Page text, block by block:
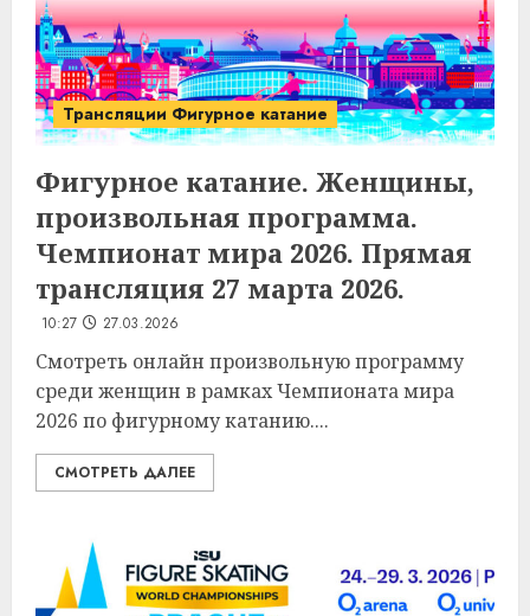
Трансляции Фигурное катание
Фигурное катание. Женщины,
произвольная программа.
Чемпионат мира 2026. Прямая
трансляция 27 марта 2026.
10:27 27.03.2026
Смотреть онлайн произвольную программу
среди женщин в рамках Чемпионата мира
2026 по фигурному катанию....
СМОТРЕТЬ ДАЛЕЕ